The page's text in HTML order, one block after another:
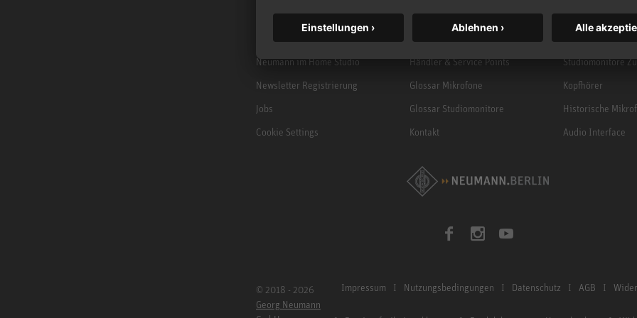
NEWS
Neumann im Home Studio
Newsletter Registrierung
Jobs
Cookie Settings
Garantie
Händler & Service Points
Glossar Mikrofone
Glossar Studiomonitore
Kontakt
Mikrofonzubehör
Studiomonitore
Kopfhörer
Historische
Audio Interface
© 2018 - 2026
Georg Neumann
Impressum Nutzungsbedingungen Datenschutz AGB